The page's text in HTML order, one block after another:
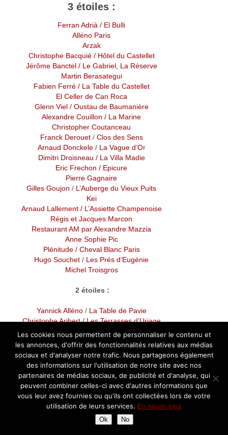
3 étoiles :
Ferran Adrià / El Bulli
Alléno Paris
Arzak
Christophe Bacquié/ Hôtel du Castellet
Jérôme Banctel / Le Gabriel, La Réserve
Martin Berasategui
Fabien Ferré / La Table du Castellet
El Celler de Can Roca
Glenn Viel / Oustau de Baumanière
Alexandre Couillon / La Marine
Christopher Coutanceau
Franck Derouet/ Clos des Sens
Arnaud Donckele / La Vague d’Or
Dimitri Droisneau / La Villa Madie
Eric Frechon / Epicure
Pierre Gagnaire
Gilles Goujon/ L’Auberge du Vieux Puits
Kei
Arnaud Lallement/ L’Assiette Champenoise
Régis et Jacques Marcon
Restaurant AM par Alexandre Mazzia
Anne Sophie Pic
Plénitude / Cheval Blanc Paris
Hugo Souchet / Les Prés d’Eugénie
Michel Troisgros
2 étoiles :
Yannick Alléno / La Table de Pavie
Christophe Aribert/ Les Terrasses d’Uriage
Cyril Attrazic
Bernard Bach/ Le Puits Saint-Jacques
Christophe Bacquié
/
Le Mas les Eydins
Pascal Barbot/ L’Astrance
Xavier Beaudiment
/ Le Pré
Patrick Bertron
/ Relais Bernard Loiseau
David Bizet
/ Taillevent
Alexandre Bourdas
/ SaQuaNa
Sébastien Bras/ Le Suquet
Eric Briffard/ Le V
Les cookies nous permettent de personnaliser le contenu et
les annonces, d'offrir des fonctionnalités relatives aux médias
sociaux et d'analyser notre trafic. Nous partageons également
des informations sur l'utilisation de notre site avec nos
partenaires de médias sociaux, de publicité et d'analyse, qui
peuvent combiner celles-ci avec d'autres informations que
vous leur avez fournies ou qu'ils ont collectées lors de votre
utilisation de leurs services. En savoir plus
Ok No